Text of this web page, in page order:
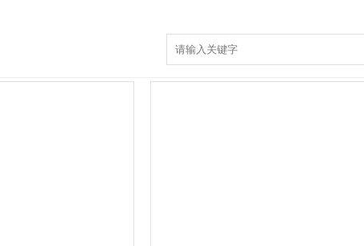
WQT.COM玩球通减水剂系列